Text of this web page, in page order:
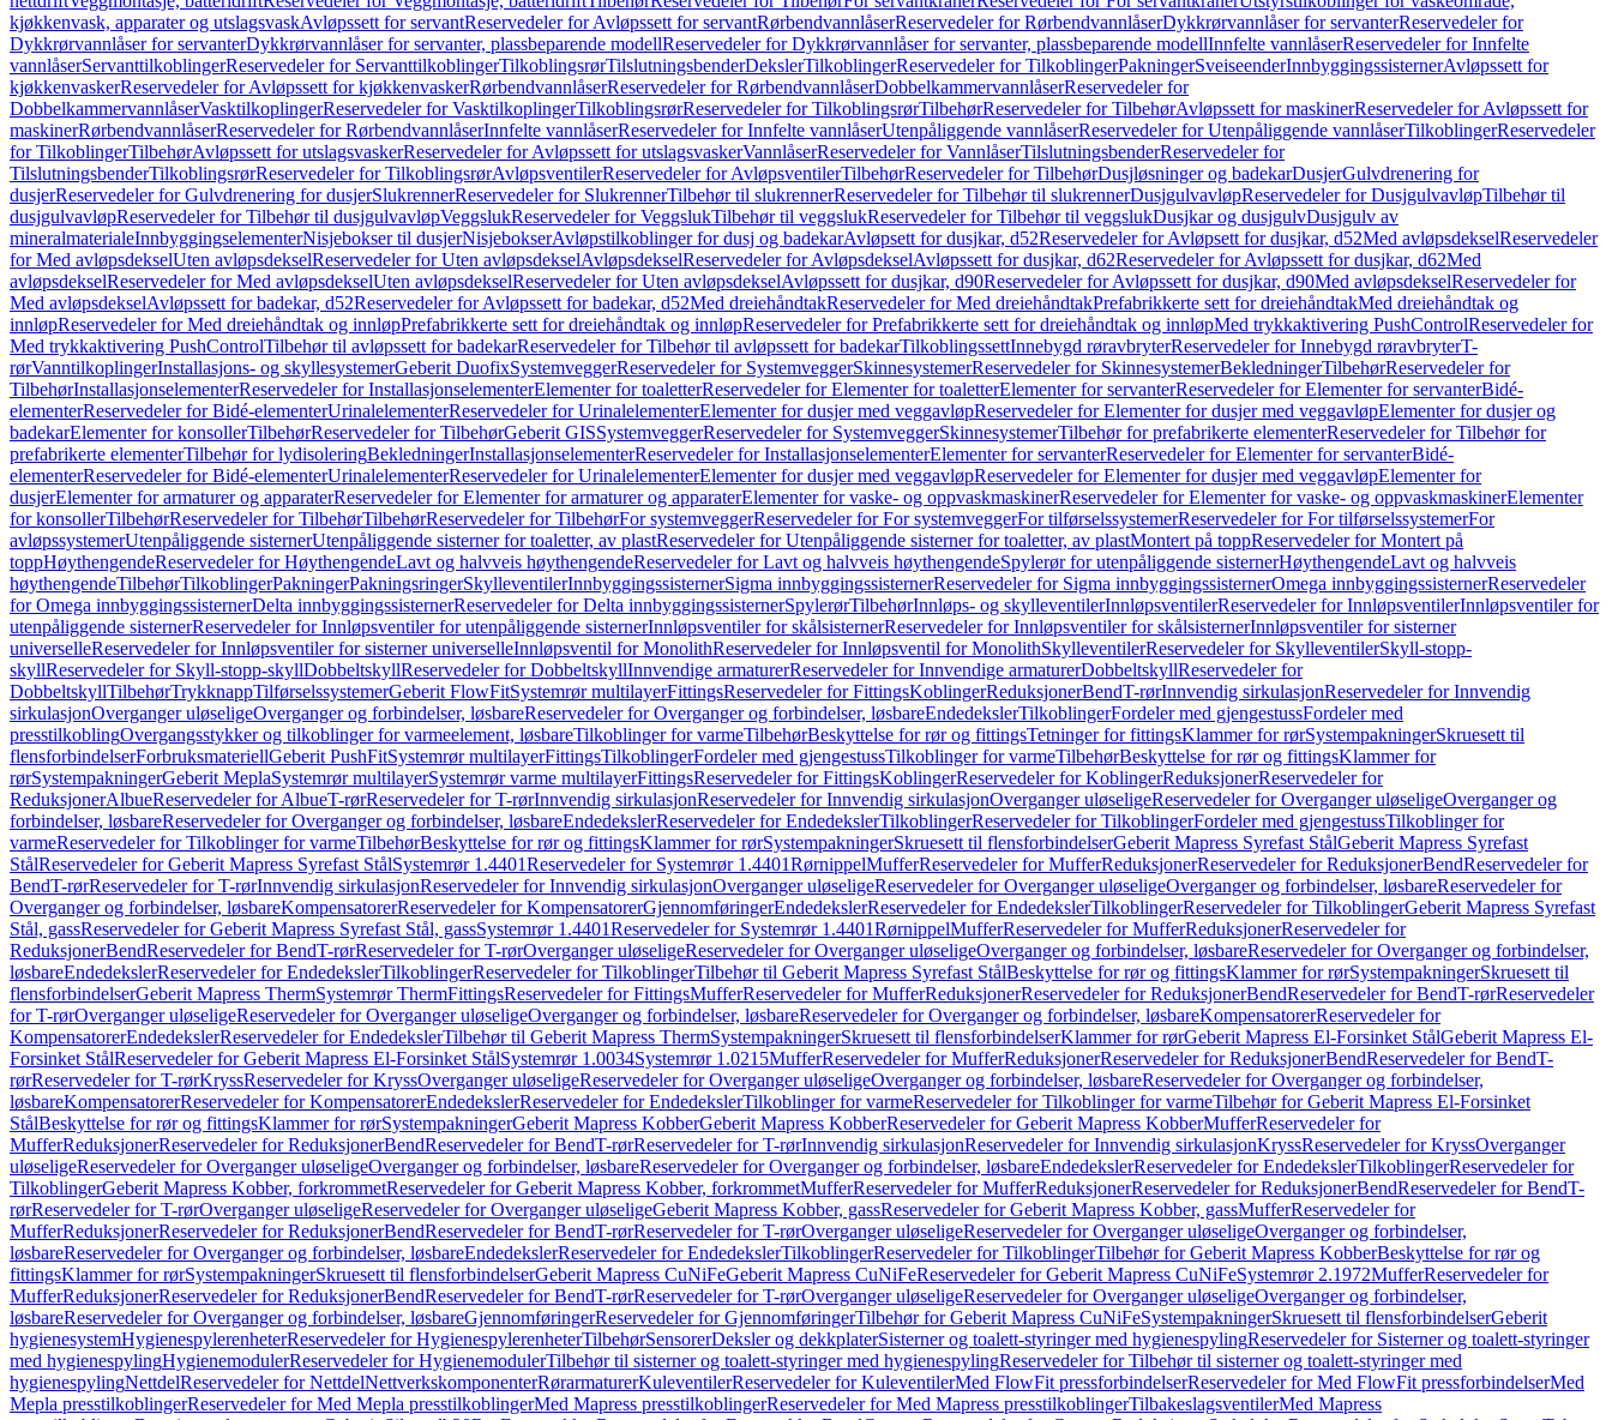
kjøkkenvask, apparater og utslagsvaskAvløpssett for servantReservedeler for Avløpssett for servantRørbendvannlåserReservedeler for RørbendvannlåserDykkrørvannlåser for servanterReservedeler for
Dykkrørvannlåser for servanterDykkrørvannlåser for servanter, plassbeparende modellReservedeler for Dykkrørvannlåser for servanter, plassbeparende modellInnfelte vannlåserReservedeler for Innfelte
vannlåserServanttilkoblingerReservedeler for ServanttilkoblingerTilkoblingsrørTilslutningsbenderDekslerTilkoblingerReservedeler for TilkoblingerPakningerSveiseenderInnbyggingssisternerAvløpssett for
kjøkkenvaskerReservedeler for Avløpssett for kjøkkenvaskerRørbendvannlåserReservedeler for RørbendvannlåserDobbelkammervannlåserReservedeler for
DobbelkammervannlåserVasktilkoplingerReservedeler for VasktilkoplingerTilkoblingsrørReservedeler for TilkoblingsrørTilbehørReservedeler for TilbehørAvløpssett for maskinerReservedeler for Avløpssett for
maskinerRørbendvannlåserReservedeler for RørbendvannlåserInnfelte vannlåserReservedeler for Innfelte vannlåserUtenpåliggende vannlåserReservedeler for Utenpåliggende vannlåserTilkoblingerReservedeler
for TilkoblingerTilbehørAvløpssett for utslagsvaskerReservedeler for Avløpssett for utslagsvaskerVannlåserReservedeler for VannlåserTilslutningsbenderReservedeler for
TilslutningsbenderTilkoblingsrørReservedeler for TilkoblingsrørAvløpsventilerReservedeler for AvløpsventilerTilbehørReservedeler for TilbehørDusjløsninger og badekarDusjerGulvdrenering for
dusjerReservedeler for Gulvdrenering for dusjerSlukrennerReservedeler for SlukrennerTilbehør til slukrennerReservedeler for Tilbehør til slukrennerDusjgulvavløpReservedeler for DusjgulvavløpTilbehør til
dusjgulvavløpReservedeler for Tilbehør til dusjgulvavløpVeggslukReservedeler for VeggslukTilbehør til veggslukReservedeler for Tilbehør til veggslukDusjkar og dusjgulvDusjgulv av
mineralmaterialeInnbyggingselementerNisjebokser til dusjerNisjebokserAvløpstilkoblinger for dusj og badekarAvløpsett for dusjkar, d52Reservedeler for Avløpsett for dusjkar, d52Med avløpsdekselReservedeler
for Med avløpsdekselUten avløpsdekselReservedeler for Uten avløpsdekselAvløpsdekselReservedeler for AvløpsdekselAvløpssett for dusjkar, d62Reservedeler for Avløpssett for dusjkar, d62Med
avløpsdekselReservedeler for Med avløpsdekselUten avløpsdekselReservedeler for Uten avløpsdekselAvløpssett for dusjkar, d90Reservedeler for Avløpssett for dusjkar, d90Med avløpsdekselReservedeler for
Med avløpsdekselAvløpssett for badekar, d52Reservedeler for Avløpssett for badekar, d52Med dreiehåndtakReservedeler for Med dreiehåndtakPrefabrikkerte sett for dreiehåndtakMed dreiehåndtak og
innløpReservedeler for Med dreiehåndtak og innløpPrefabrikkerte sett for dreiehåndtak og innløpReservedeler for Prefabrikkerte sett for dreiehåndtak og innløpMed trykkaktivering PushControlReservedeler for
Med trykkaktivering PushControlTilbehør til avløpssett for badekarReservedeler for Tilbehør til avløpssett for badekarTilkoblingssettInnebygd røravbryterReservedeler for Innebygd røravbryterT-
rørVanntilkoplingerInstallasjons- og skyllesystemerGeberit DuofixSystemveggerReservedeler for SystemveggerSkinnesystemerReservedeler for SkinnesystemerBekledningerTilbehørReservedeler for
TilbehørInstallasjonselementerReservedeler for InstallasjonselementerElementer for toaletterReservedeler for Elementer for toaletterElementer for servanterReservedeler for Elementer for servanterBidé-
elementerReservedeler for Bidé-elementerUrinalelementerReservedeler for UrinalelementerElementer for dusjer med veggavløpReservedeler for Elementer for dusjer med veggavløpElementer for dusjer og
badekarElementer for konsollerTilbehørReservedeler for TilbehørGeberit GISSystemveggerReservedeler for SystemveggerSkinnesystemerTilbehør for prefabrikerte elementerReservedeler for Tilbehør for
prefabrikerte elementerTilbehør for lydisoleringBekledningerInstallasjonselementerReservedeler for InstallasjonselementerElementer for servanterReservedeler for Elementer for servanterBidé-
elementerReservedeler for Bidé-elementerUrinalelementerReservedeler for UrinalelementerElementer for dusjer med veggavløpReservedeler for Elementer for dusjer med veggavløpElementer for
dusjerElementer for armaturer og apparaterReservedeler for Elementer for armaturer og apparaterElementer for vaske- og oppvaskmaskinerReservedeler for Elementer for vaske- og oppvaskmaskinerElementer
for konsollerTilbehørReservedeler for TilbehørTilbehørReservedeler for TilbehørFor systemveggerReservedeler for For systemveggerFor tilførselssystemerReservedeler for For tilførselssystemerFor
avløpssystemerUtenpåliggende sisternerUtenpåliggende sisterner for toaletter, av plastReservedeler for Utenpåliggende sisterner for toaletter, av plastMontert på toppReservedeler for Montert på
toppHøythengendeReservedeler for HøythengendeLavt og halvveis høythengendeReservedeler for Lavt og halvveis høythengendeSpylerør for utenpåliggende sisternerHøythengendeLavt og halvveis
høythengendeTilbehørTilkoblingerPakningerPakningsringerSkylleventilerInnbyggingssisternerSigma innbyggingssisternerReservedeler for Sigma innbyggingssisternerOmega innbyggingssisternerReservedeler
for Omega innbyggingssisternerDelta innbyggingssisternerReservedeler for Delta innbyggingssisternerSpylerørTilbehørInnløps- og skylleventilerInnløpsventilerReservedeler for InnløpsventilerInnløpsventiler for
utenpåliggende sisternerReservedeler for Innløpsventiler for utenpåliggende sisternerInnløpsventiler for skålsisternerReservedeler for Innløpsventiler for skålsisternerInnløpsventiler for sisterner
universelleReservedeler for Innløpsventiler for sisterner universelleInnløpsventil for MonolithReservedeler for Innløpsventil for MonolithSkylleventilerReservedeler for SkylleventilerSkyll-stopp-
skyllReservedeler for Skyll-stopp-skyllDobbeltskyllReservedeler for DobbeltskyllInnvendige armaturerReservedeler for Innvendige armaturerDobbeltskyllReservedeler for
DobbeltskyllTilbehørTrykknappTilførselssystemerGeberit FlowFitSystemrør multilayerFittingsReservedeler for FittingsKoblingerReduksjonerBendT-rørInnvendig sirkulasjonReservedeler for Innvendig
sirkulasjonOverganger uløseligeOverganger og forbindelser, løsbareReservedeler for Overganger og forbindelser, løsbareEndedekslerTilkoblingerFordeler med gjengestussFordeler med
presstilkoblingOvergangsstykker og tilkoblinger for varmeelement, løsbareTilkoblinger for varmeTilbehørBeskyttelse for rør og fittingsTetninger for fittingsKlammer for rørSystempakningerSkruesett til
flensforbindelserForbruksmateriellGeberit PushFitSystemrør multilayerFittingsTilkoblingerFordeler med gjengestussTilkoblinger for varmeTilbehørBeskyttelse for rør og fittingsKlammer for
rørSystempakningerGeberit MeplaSystemrør multilayerSystemrør varme multilayerFittingsReservedeler for FittingsKoblingerReservedeler for KoblingerReduksjonerReservedeler for
ReduksjonerAlbueReservedeler for AlbueT-rørReservedeler for T-rørInnvendig sirkulasjonReservedeler for Innvendig sirkulasjonOverganger uløseligeReservedeler for Overganger uløseligeOverganger og
forbindelser, løsbareReservedeler for Overganger og forbindelser, løsbareEndedekslerReservedeler for EndedekslerTilkoblingerReservedeler for TilkoblingerFordeler med gjengestussTilkoblinger for
varmeReservedeler for Tilkoblinger for varmeTilbehørBeskyttelse for rør og fittingsKlammer for rørSystempakningerSkruesett til flensforbindelserGeberit Mapress Syrefast StålGeberit Mapress Syrefast
StålReservedeler for Geberit Mapress Syrefast StålSystemrør 1.4401Reservedeler for Systemrør 1.4401RørnippelMufferReservedeler for MufferReduksjonerReservedeler for ReduksjonerBendReservedeler for
BendT-rørReservedeler for T-rørInnvendig sirkulasjonReservedeler for Innvendig sirkulasjonOverganger uløseligeReservedeler for Overganger uløseligeOverganger og forbindelser, løsbareReservedeler for
Overganger og forbindelser, løsbareKompensatorerReservedeler for KompensatorerGjennomføringerEndedekslerReservedeler for EndedekslerTilkoblingerReservedeler for TilkoblingerGeberit Mapress Syrefast
Stål, gassReservedeler for Geberit Mapress Syrefast Stål, gassSystemrør 1.4401Reservedeler for Systemrør 1.4401RørnippelMufferReservedeler for MufferReduksjonerReservedeler for
ReduksjonerBendReservedeler for BendT-rørReservedeler for T-rørOverganger uløseligeReservedeler for Overganger uløseligeOverganger og forbindelser, løsbareReservedeler for Overganger og forbindelser,
løsbareEndedekslerReservedeler for EndedekslerTilkoblingerReservedeler for TilkoblingerTilbehør til Geberit Mapress Syrefast StålBeskyttelse for rør og fittingsKlammer for rørSystempakningerSkruesett til
flensforbindelserGeberit Mapress ThermSystemrør ThermFittingsReservedeler for FittingsMufferReservedeler for MufferReduksjonerReservedeler for ReduksjonerBendReservedeler for BendT-rørReservedeler
for T-rørOverganger uløseligeReservedeler for Overganger uløseligeOverganger og forbindelser, løsbareReservedeler for Overganger og forbindelser, løsbareKompensatorerReservedeler for
KompensatorerEndedekslerReservedeler for EndedekslerTilbehør til Geberit Mapress ThermSystempakningerSkruesett til flensforbindelserKlammer for rørGeberit Mapress El-Forsinket StålGeberit Mapress El-
Forsinket StålReservedeler for Geberit Mapress El-Forsinket StålSystemrør 1.0034Systemrør 1.0215MufferReservedeler for MufferReduksjonerReservedeler for ReduksjonerBendReservedeler for BendT-
rørReservedeler for T-rørKryssReservedeler for KryssOverganger uløseligeReservedeler for Overganger uløseligeOverganger og forbindelser, løsbareReservedeler for Overganger og forbindelser,
løsbareKompensatorerReservedeler for KompensatorerEndedekslerReservedeler for EndedekslerTilkoblinger for varmeReservedeler for Tilkoblinger for varmeTilbehør for Geberit Mapress El-Forsinket
StålBeskyttelse for rør og fittingsKlammer for rørSystempakningerGeberit Mapress KobberGeberit Mapress KobberReservedeler for Geberit Mapress KobberMufferReservedeler for
MufferReduksjonerReservedeler for ReduksjonerBendReservedeler for BendT-rørReservedeler for T-rørInnvendig sirkulasjonReservedeler for Innvendig sirkulasjonKryssReservedeler for KryssOverganger
uløseligeReservedeler for Overganger uløseligeOverganger og forbindelser, løsbareReservedeler for Overganger og forbindelser, løsbareEndedekslerReservedeler for EndedekslerTilkoblingerReservedeler for
TilkoblingerGeberit Mapress Kobber, forkrommetReservedeler for Geberit Mapress Kobber, forkrommetMufferReservedeler for MufferReduksjonerReservedeler for ReduksjonerBendReservedeler for BendT-
rørReservedeler for T-rørOverganger uløseligeReservedeler for Overganger uløseligeGeberit Mapress Kobber, gassReservedeler for Geberit Mapress Kobber, gassMufferReservedeler for
MufferReduksjonerReservedeler for ReduksjonerBendReservedeler for BendT-rørReservedeler for T-rørOverganger uløseligeReservedeler for Overganger uløseligeOverganger og forbindelser,
løsbareReservedeler for Overganger og forbindelser, løsbareEndedekslerReservedeler for EndedekslerTilkoblingerReservedeler for TilkoblingerTilbehør for Geberit Mapress KobberBeskyttelse for rør og
fittingsKlammer for rørSystempakningerSkruesett til flensforbindelserGeberit Mapress CuNiFeGeberit Mapress CuNiFeReservedeler for Geberit Mapress CuNiFeSystemrør 2.1972MufferReservedeler for
MufferReduksjonerReservedeler for ReduksjonerBendReservedeler for BendT-rørReservedeler for T-rørOverganger uløseligeReservedeler for Overganger uløseligeOverganger og forbindelser,
løsbareReservedeler for Overganger og forbindelser, løsbareGjennomføringerReservedeler for GjennomføringerTilbehør for Geberit Mapress CuNiFeSystempakningerSkruesett til flensforbindelserGeberit
hygienesystemHygienespylerenheterReservedeler for HygienespylerenheterTilbehørSensorerDeksler og dekkplaterSisterner og toalett-styringer med hygienespylingReservedeler for Sisterner og toalett-styringer
med hygienespylingHygienemodulerReservedeler for HygienemodulerTilbehør til sisterner og toalett-styringer med hygienespylingReservedeler for Tilbehør til sisterner og toalett-styringer med
hygienespylingNettdelReservedeler for NettdelNettverkskomponenterRørarmaturerKuleventilerReservedeler for KuleventilerMed FlowFit pressforbindelserReservedeler for Med FlowFit pressforbindelserMed
Mepla presstilkoblingerReservedeler for Med Mepla presstilkoblingerMed Mapress presstilkoblingerReservedeler for Med Mapress presstilkoblingerTilbakeslagsventilerMed Mapress